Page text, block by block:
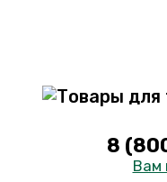
8
Вам